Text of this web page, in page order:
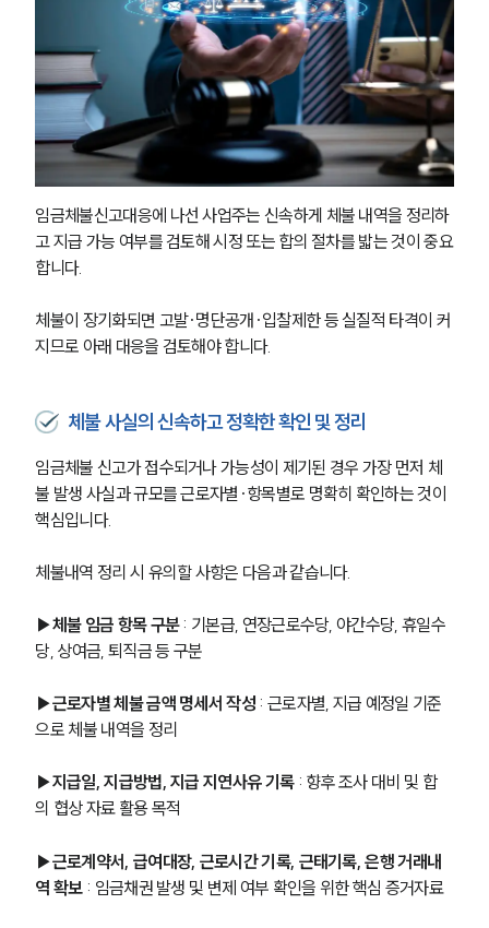
임금체불신고대응에 나선 사업주는 신속하게 체불 내역을 정리하
고 지급 가능 여부를 검토해 시정 또는 합의 절차를 밟는 것이 중요
합니다.
체불이 장기화되면 고발·명단공개·입찰제한 등 실질적 타격이 커
지므로 아래 대응을 검토해야 합니다.
체불 사실의 신속하고 정확한 확인 및 정리
임금체불 신고가 접수되거나 가능성이 제기된 경우 가장 먼저 체
불 발생 사실과 규모를 근로자별·항목별로 명확히 확인하는 것이
핵심입니다.
체불내역 정리 시 유의할 사항은 다음과 같습니다.
▶체불 임금 항목 구분 : 기본급, 연장근로수당, 야간수당, 휴일수
당, 상여금, 퇴직금 등 구분
▶근로자별 체불 금액 명세서 작성 : 근로자별, 지급 예정일 기준
으로 체불 내역을 정리
▶지급일, 지급방법, 지급 지연사유 기록 : 향후 조사 대비 및 합
의 협상 자료 활용 목적
▶근로계약서, 급여대장, 근로시간 기록, 근태기록, 은행 거래내
역 확보 : 임금채권 발생 및 변제 여부 확인을 위한 핵심 증거자료